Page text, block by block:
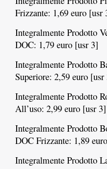
Frizzante: 1,69 euro [usr
Integralmente Prodotto
DOC: 1,79 euro [usr 3]
Integralmente Prodotto
Superiore: 2,59 euro [usr
Integralmente Prodotto
All’uso: 2,99 euro [usr 3]
Integralmente Prodotto
DOC Frizzante: 1,89
Integralmente Prodotto